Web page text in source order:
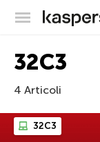
32C3
4 Articoli
32C3